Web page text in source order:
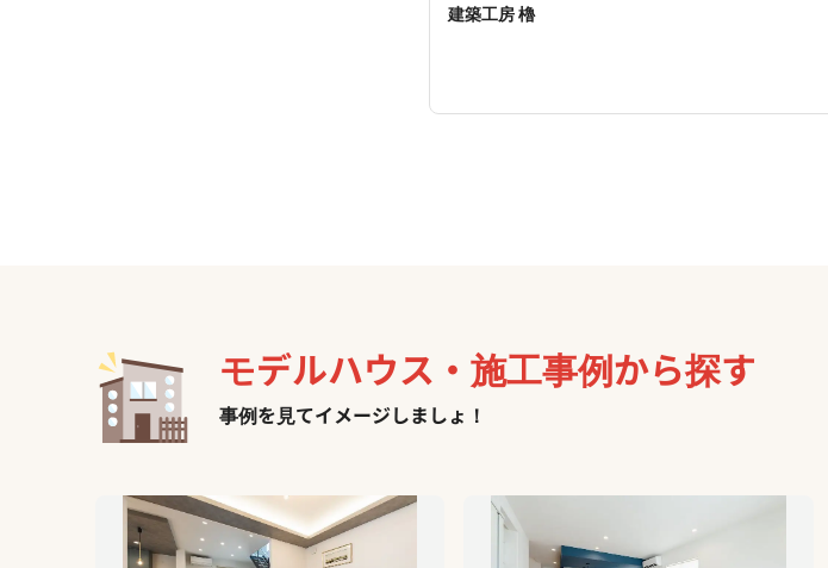
家づくりの醍醐味だと私たちは考えていま
ただきながら、 お客様が大切にされている
建築工房 櫓
モデルハウス・ 施工事例から探す
事例を見てイメージしましょ！